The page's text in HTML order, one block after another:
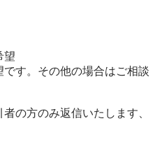
望
です。その他の場合はご相談
の方のみ返信いたします、